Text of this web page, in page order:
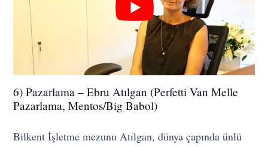
6) Pazarlama – Ebru Atılgan (Perfetti Van Melle
Pazarlama, Mentos/Big Babol)
Bilkent İşletme mezunu Atılgan, dünya çapında ünlü